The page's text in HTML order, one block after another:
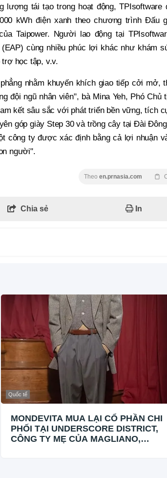
tái tạo trong hoạt động, TPIsoftware
kWh điện xanh theo chương trình Đấu
Taipower. Người lao động tại
cùng nhiều phúc lợi khác như khám
học tập, v.v.
nhằm khuyến khích giao tiếp cởi mở,
đội ngũ nhân viên", bà Mina Yeh, Phó Chủ
kết sâu sắc với phát triển bền vững, tích
góp giày Step 30 và trồng cây tại Đài
công ty được xác định bằng cả lợi nhuận
người".
Theo en.prnasia.com
Chia sẻ In
Quốc tế
MONDEVITA MUA LẠI CỔ PHẦN CHI
PHỐI TẠI UNDERSCORE DISTRICT,
CÔNG TY MẸ CỦA MAGLIANO,